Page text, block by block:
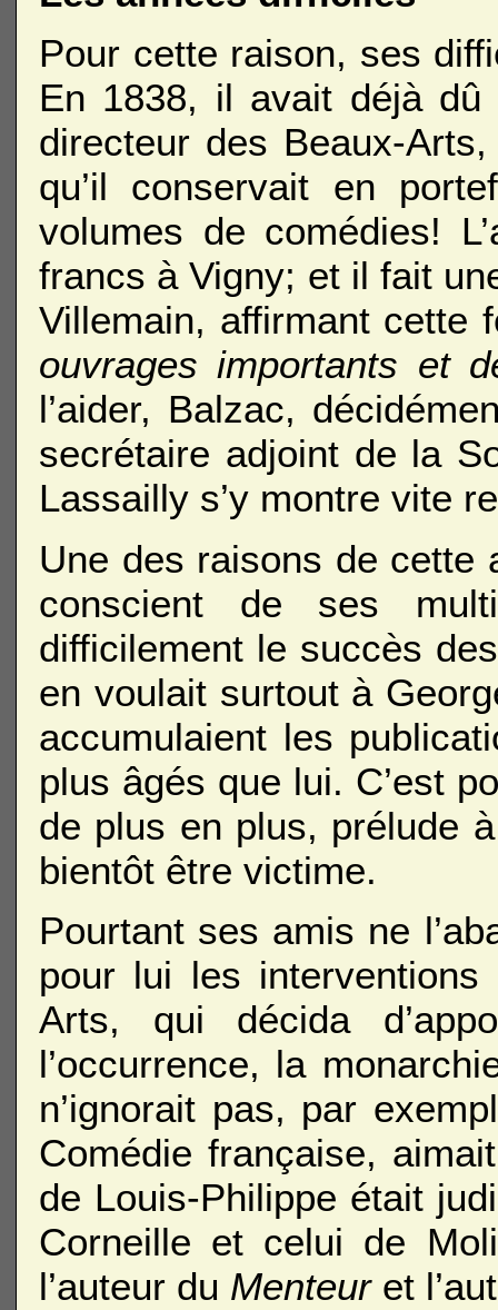
Pour cette raison, ses
En 1838, il avait déjà
directeur des Beaux-
qu’il conservait en
volumes de comédies!
francs à Vigny; et il fait
Villemain, affirmant cette
ouvrages importants et
l’aider, Balzac,
secrétaire adjoint de la
Lassailly s’y montre vite
Une des raisons de cette
conscient de ses
difficilement le succès
en voulait surtout à
accumulaient les
plus âgés que lui. C’est
de plus en plus, prélude
bientôt être victime.
Pourtant ses amis ne
pour lui les
Arts, qui décida
l’occurrence, la
n’ignorait pas, par
Comédie française,
de Louis-Philippe était
Corneille et celui de
l’auteur du Menteuret